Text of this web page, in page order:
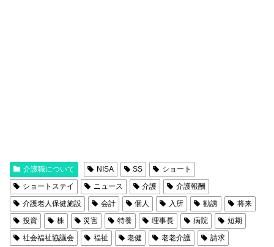
介護職について NISA SS
ショート
ショートステイ
ニュース 介護
介護報酬
介護老人保健施設
会計 個人 入所 勧誘
将来
投資
株 災害 特養 理事長 病院
短期
社会福祉協議会
福祉 老健 老老介護
請求